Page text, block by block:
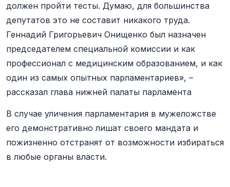
должен пройти тесты. Думаю, для большинства
депутатов это не составит никакого труда.
Геннадий Григорьевич Онищенко был назначен
председателем специальной комиссии и как
профессионал с медицинским образованием, и как
один из самых опытных парламентариев», –
рассказал глава нижней палаты парламента
В случае уличения парламентария в мужеложстве
его демонстративно лишат своего мандата и
пожизненно отстранят от возможности избираться
в любые органы власти.